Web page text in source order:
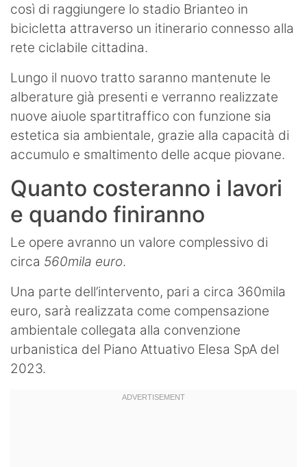
così di raggiungere lo stadio Brianteo in
bicicletta attraverso un itinerario connesso alla
rete ciclabile cittadina.
Lungo il nuovo tratto saranno mantenute le
alberature già presenti e verranno realizzate
nuove aiuole spartitraffico con funzione sia
estetica sia ambientale, grazie alla capacità di
accumulo e smaltimento delle acque piovane.
Quanto costeranno i lavori
e quando finiranno
Le opere avranno un valore complessivo di
circa 560mila euro.
Una parte dell’intervento, pari a circa 360mila
euro, sarà realizzata come compensazione
ambientale collegata alla convenzione
urbanistica del Piano Attuativo Elesa SpA del
2023.